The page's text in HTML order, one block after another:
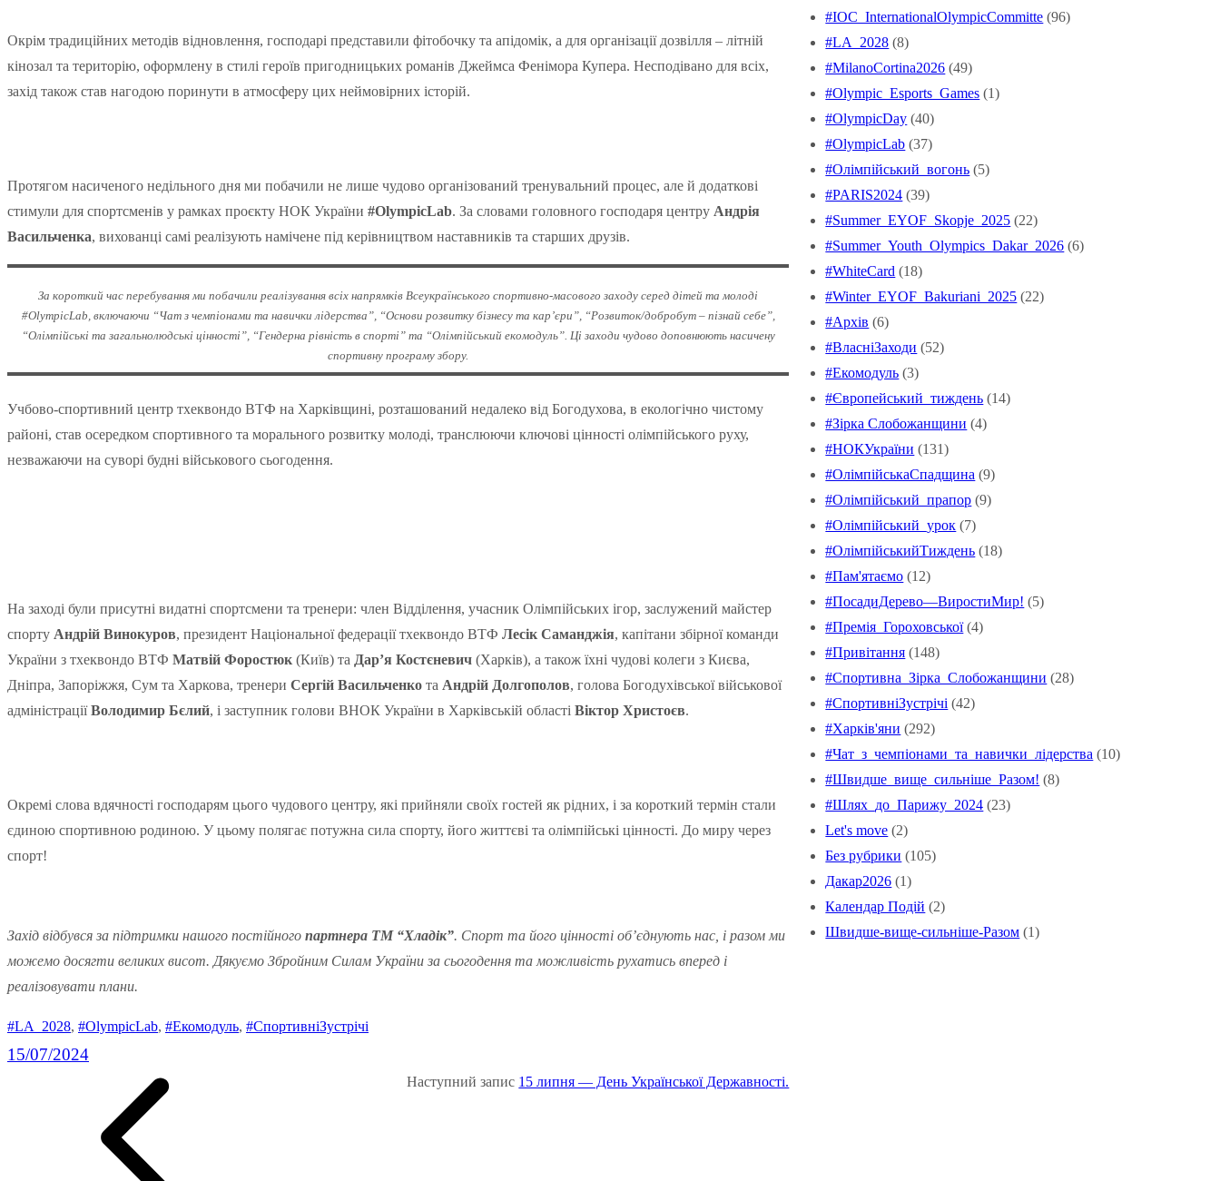
Окрім традиційних методів відновлення, господарі представили фітобочку та апідомік, а для організації дозвілля – літній
кінозал та територію, оформлену в стилі героїв пригодницьких романів Джеймса Фенімора Купера. Несподівано для всіх,
захід також став нагодою поринути в атмосферу цих неймовірних історій.
Протягом насиченого недільного дня ми побачили не лише чудово організований тренувальний процес, але й додаткові
стимули для спортсменів у рамках проєкту НОК України #OlympicLab. За словами головного господаря центру Андрія
Васильченка, вихованці самі реалізують намічене під керівництвом наставників та старших друзів.
За короткий час перебування ми побачили реалізування всіх напрямків Всеукраїнського спортивно-масового заходу серед дітей та молоді
#OlympicLab, включаючи “Чат з чемпіонами та навички лідерства”, “Основи розвитку бізнесу та кар’єри”, “Розвиток/добробут – пізнай себе”,
“Олімпійські та загальнолюдські цінності”, “Гендерна рівність в спорті” та “Олімпійський екомодуль”. Ці заходи чудово доповнюють насичену
спортивну програму збору.
Учбово-спортивний центр тхеквондо ВТФ на Харківщині, розташований недалеко від Богодухова, в екологічно чистому
районі, став осередком спортивного та морального розвитку молоді, транслюючи ключові цінності олімпійського руху,
незважаючи на суворі будні військового сьогодення.
На заході були присутні видатні спортсмени та тренери: член Відділення, учасник Олімпійських ігор, заслужений майстер
спорту Андрій Винокуров, президент Національної федерації тхеквондо ВТФ Лесік Саманджія, капітани збірної команди
України з тхеквондо ВТФ Матвій Форостюк (Київ) та Дар’я Костєневич (Харків), а також їхні чудові колеги з Києва,
Дніпра, Запоріжжя, Сум та Харкова, тренери Сергій Васильченко та Андрій Долгополов, голова Богодухівської військової
адміністраціїВолодимир Бєлий, і заступник голови ВНОК України в Харківській області Віктор Христоєв.
Окремі слова вдячності господарям цього чудового центру, які прийняли своїх гостей як рідних, і за короткий термін стали
єдиною спортивною родиною. У цьому полягає потужна сила спорту, його життєві та олімпійські цінності. До миру через
спорт!
Захід відбувся за підтримки нашого постійного партнера ТМ “Хладік”. Спорт та його цінності об’єднують нас, і разом ми
можемо досягти великих висот. Дякуємо Збройним Силам України за сьогодення та можливість рухатись вперед і
реалізовувати плани.
#LA_2028, #OlympicLab, #Екомодуль, #СпортивніЗустрічі
15/07/2024
Наступний запис 15 липня — День Української Державності.
#IOC_InternationalOlympicCommitte (96)
#LA_2028 (8)
#MilanoCortina2026 (49)
#Olympic_Esports_Games (1)
#OlympicDay (40)
#OlympicLab (37)
#Oлімпійський_вогонь (5)
#PARIS2024 (39)
#Summer_EYOF_Skopje_2025 (22)
#Summer_Youth_Olympics_Dakar_2026 (6)
#WhiteCard (18)
#Winter_EYOF_Bakuriani_2025 (22)
#Архів (6)
#ВласніЗаходи (52)
#Екомодуль (3)
#Європейський_тиждень (14)
#Зірка Слобожанщини (4)
#НОКУкраїни (131)
#ОлімпійськаСпадщина (9)
#Олімпійський_прапор (9)
#Олімпійський_урок (7)
#ОлімпійськийТиждень (18)
#Пам'ятаємо (12)
#ПосадиДерево—ВиростиМир! (5)
#Премія_Гороховської(4)
#Привітання (148)
#Спортивна_Зірка_Слобожанщини (28)
#СпортивніЗустрічі (42)
#Харків'яни (292)
#Чат_з_чемпіонами_та_навички_лідерства (10)
#Швидше_вище_сильніше_Pазом! (8)
#Шлях_до_Парижу_2024 (23)
Let's move (2)
Без рубрики (105)
Дакар2026 (1)
Календар Подій (2)
Швидше-вище-сильніше-Разом (1)